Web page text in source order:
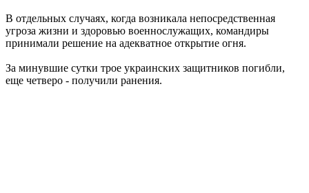
В отдельных случаях, когда возникала непосредственная
угроза жизни и здоровью военнослужащих, командиры
принимали решение на адекватное открытие огня.
За минувшие сутки трое украинских защитников погибли,
еще четверо - получили ранения.